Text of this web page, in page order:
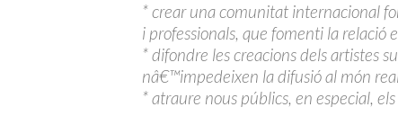
* crear una comunitat internacional
i professionals, que fomenti la relació
* difondre les creacions dels artistes
nâ€™impedeixen la difusió al món
* atraure nous públics, en especial,